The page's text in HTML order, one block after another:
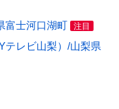
富士河口湖町 注目
テレビ山梨）/山梨県